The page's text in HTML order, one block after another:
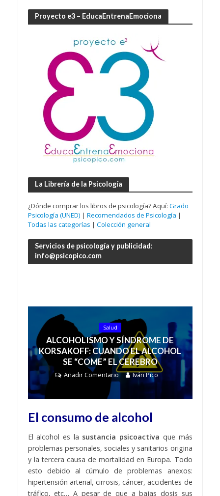
Proyecto e3 – EducaEntrenaEmociona
La Librería de la Psicología
¿Dónde comprar los libros de psicología? Aquí: Grado
Psicología (UNED) | Recomendados de Psicología |
Todas las categorías | Colección general
Servicios de psicología y publicidad:
info@psicopico.com
Salud
ALCOHOLISMO Y SÍNDROME DE
KORSAKOFF: CUANDO EL ALCOHOL
SE “COME” EL CEREBRO
Añadir Comentario Iván Pico
El consumo de alcohol
El alcohol es la sustancia psicoactiva que más
problemas personales, sociales y sanitarios origina
y la tercera causa de mortalidad en Europa. Todo
esto debido al cúmulo de problemas anexos:
hipertensión arterial, cirrosis, cáncer, accidentes de
tráfico, etc… A pesar de que a bajas dosis sus